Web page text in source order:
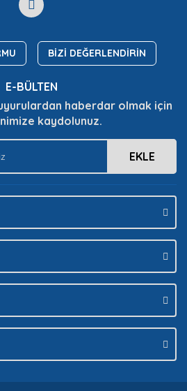
BİZİ DEĞERLENDİRİN
E-BÜLTEN
haberdar olmak için
kaydolunuz.
EKLE